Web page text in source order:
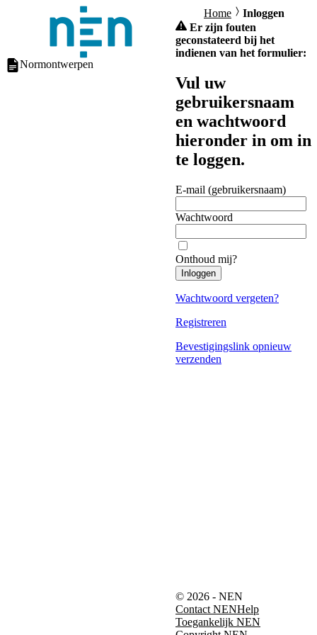
Normontwerpen
Home
Inloggen
Er zijn fouten
geconstateerd bij het
indienen van het formulier:
Vul uw
gebruikersnaam
en wachtwoord
hieronder in om in
te loggen.
E-mail (gebruikersnaam)
Wachtwoord
Onthoud mij?
Inloggen
Wachtwoord vergeten?
Registreren
Bevestigingslink opnieuw
verzenden
© 2026 - NEN
Contact NENHelp
Toegankelijk NEN